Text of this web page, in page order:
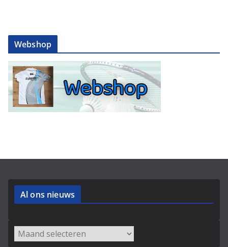
Webshop
Al ons nieuws
Archieven